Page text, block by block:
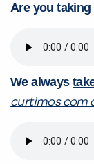
Are youtaking
We always
curtimos com